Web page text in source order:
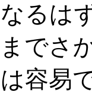
るは
でさ
容易